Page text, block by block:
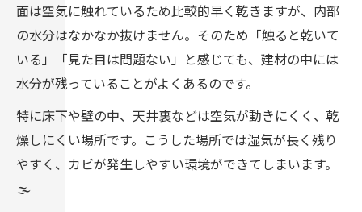
面は空気に触れているため比較的早く乾きますが、内部
の水分はなかなか抜けません。そのため「触ると乾いて
いる」「見た目は問題ない」と感じても、建材の中には
水分が残っていることがよくあるのです。
特に床下や壁の中、天井裏などは空気が動きにくく、乾
燥しにくい場所です。こうした場所では湿気が長く残り
やすく、カビが発生しやすい環境ができてしまいます。
🌫️